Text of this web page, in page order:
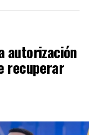
autorización
recuperar